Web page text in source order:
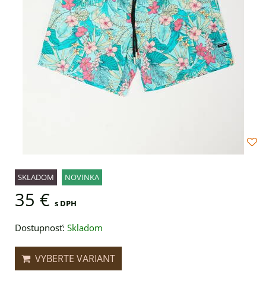
SKLADOM NOVINKA
35 € s DPH
Dostupnosť: Skladom
VYBERTE VARIANT